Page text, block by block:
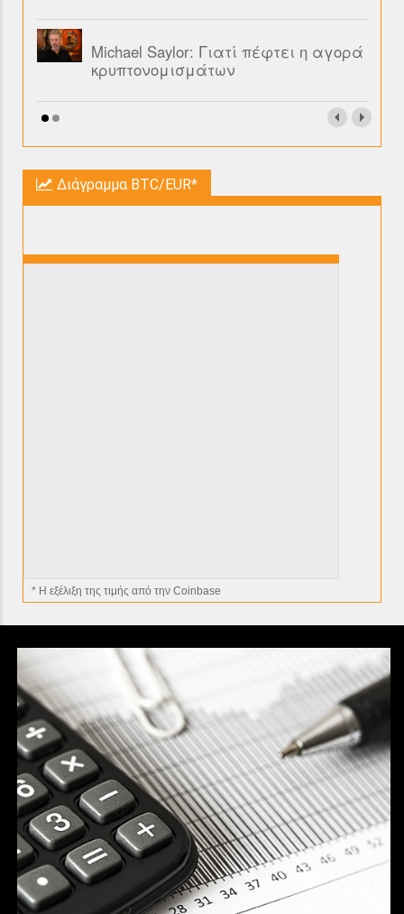
Michael Saylor: Γιατί πέφτει η αγορά
κρυπτονομισμάτων
Διάγραμμα BTC/EUR*
* H εξέλιξη της τιμής από την Coinbase